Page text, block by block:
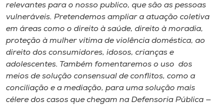
relevantes para o nosso publico, que são as pessoas
vulneráveis. Pretendemos ampliar a atuação coletiva
em áreas como o direito à saúde, direito à moradia,
proteção à mulher vítima de violência doméstica, ao
direito dos consumidores, idosos, crianças e
adolescentes. Também fomentaremos o uso dos
meios de solução consensual de conflitos, como a
conciliação e a mediação, para uma solução mais
célere dos casos que chegam na Defensoria Pública —